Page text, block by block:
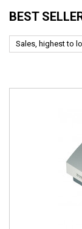
BEST
Sales, highest to